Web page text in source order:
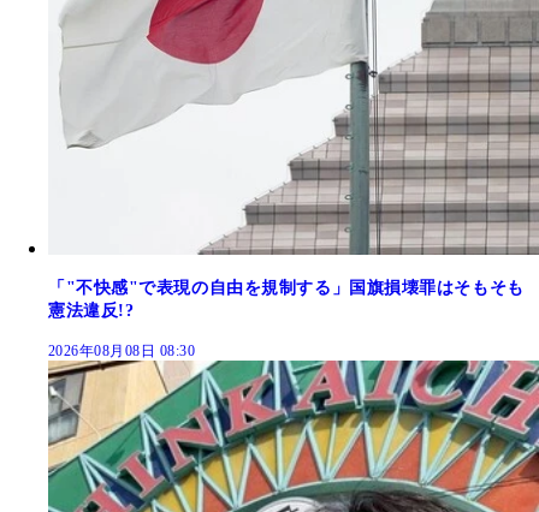
「"不快感"で表現の自由を規制する」国旗損壊罪はそもそも
憲法違反!?
2026年08月08日 08:30